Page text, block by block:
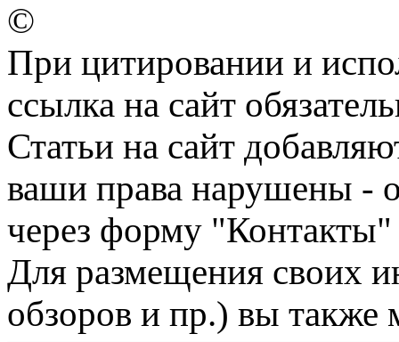
©
При цитировании и
ссылка на сайт
Статьи на сайт
ваши права нарушены -
через форму "Контакты"
Для размещения своих
обзоров и пр.) вы также